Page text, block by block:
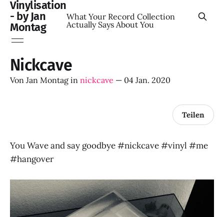
Vinylisation
- by Jan
Montag
What Your Record Collection
Actually Says About You
Nickcave
Von Jan Montag in nickcave — 04 Jan. 2020
Teilen
You Wave and say goodbye #nickcave #vinyl #me
#hangover